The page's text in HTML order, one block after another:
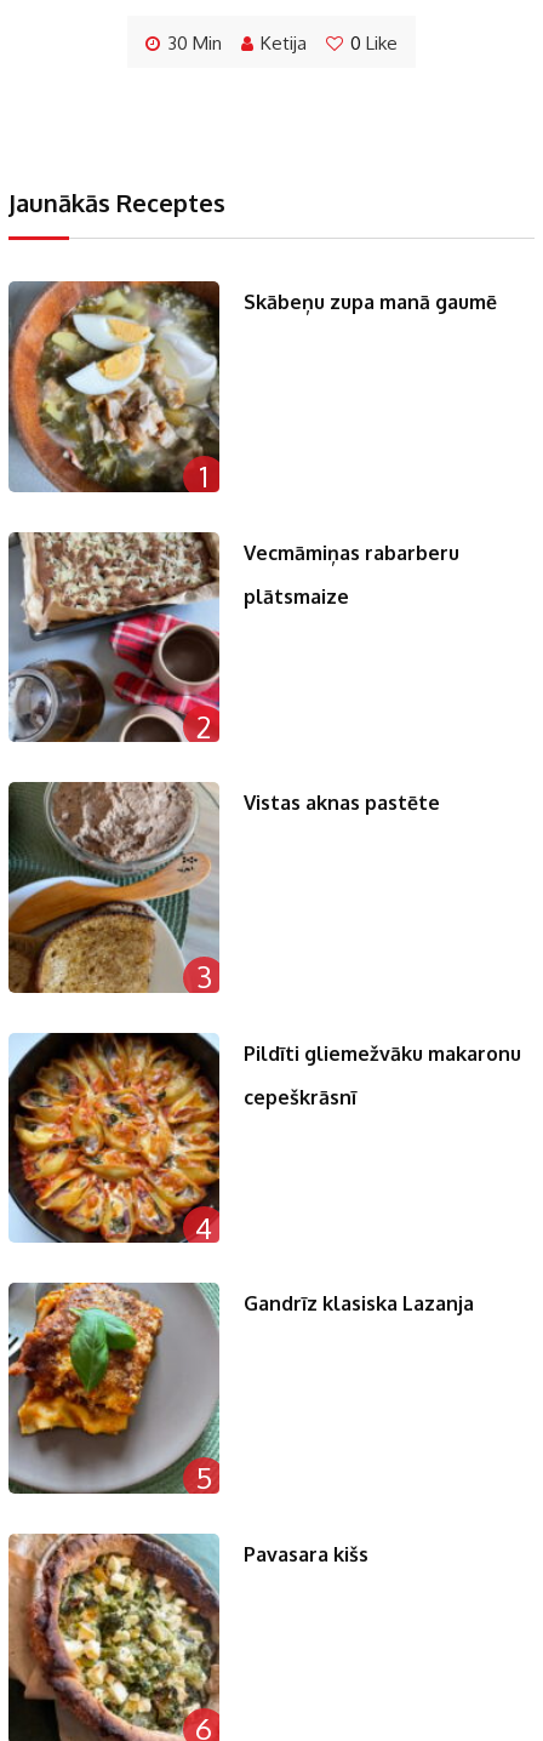
30 Min Ketija 0 Like
Jaunākās Receptes
1
Skābeņu zupa manā gaumē
2
Vecmāmiņas rabarberu
plātsmaize
3
Vistas aknas pastēte
4
Pildīti gliemežvāku makaronu
cepeškrāsnī
5
Gandrīz klasiska Lazanja
6
Pavasara kišs